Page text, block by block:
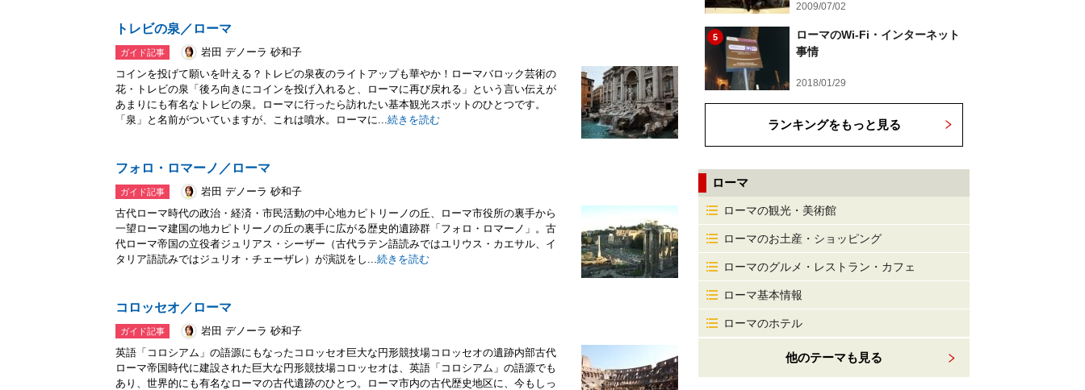
トレビの泉／ローマ
ガイド記事
岩田 デノーラ 砂和子
コインを投げて願いを叶える？トレビの泉夜のライトアップも華やか！ローマバロック芸術の
花・トレビの泉「後ろ向きにコインを投げ入れると、ローマに再び戻れる」という言い伝えが
あまりにも有名なトレビの泉。ローマに行ったら訪れたい基本観光スポットのひとつです。
「泉」と名前がついていますが、これは噴水。ローマに...続きを読む
フォロ・ロマーノ／ローマ
ガイド記事
岩田 デノーラ 砂和子
古代ローマ時代の政治・経済・市民活動の中心地カピトリーノの丘、ローマ市役所の裏手から
一望ローマ建国の地カピトリーノの丘の裏手に広がる歴史的遺跡群「フォロ・ロマーノ」。古
代ローマ帝国の立役者ジュリアス・シーザー（古代ラテン語読みではユリウス・カエサル、イ
タリア語読みではジュリオ・チェーザレ）が演説をし...続きを読む
コロッセオ／ローマ
ガイド記事
岩田 デノーラ 砂和子
英語「コロシアム」の語源にもなったコロッセオ巨大な円形競技場コロッセオの遺跡内部古代
ローマ帝国時代に建設された巨大な円形競技場コロッセオは、英語「コロシアム」の語源でも
あり、世界的にも有名なローマの古代遺跡のひとつ。ローマ市内の古代歴史地区に、今もしっ
2009/07/02
5
ローマのWi-Fi・インターネット
事情
2018/01/29
ランキングをもっと見る
ローマ
ローマの観光・美術館
ローマのお土産・ショッピング
ローマのグルメ・レストラン・カフェ
ローマ基本情報
ローマのホテル
他のテーマも見る